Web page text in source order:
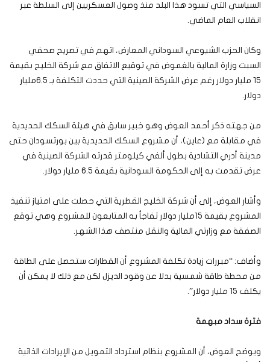
السياسي التي تسود هذا البلد منذ وصول العسكريين إلى السلطة عبر
انقلاب العام الماضي.
وكان الحزب الشيوعي السوداني المعارض، اتهم في تصريح صحفي
السبت وزارة المالية بالغموض في توقيع الاتفاق مع شركة الخليج بقيمة
15 مليار دولار رغم عرض الشركة الصينية التي حددت التكلفة بـ 6.5مليار
دولار.
من جهته ذكر أحمد العوض وهو خبير سابق في هيئة السكك الحديدية
في مقابلة مع (عاين)، أن مشروع السكك الحديدية بين بورتسودان حتى
مدينة أدري التشادية بطول ألفي كيلومتر قدرته الشركة الصينية في
عرض تقدمت به إلى الحكومة السودانية بقيمة 6.5 مليار دولار.
وأشار العوض، إلى أن شركة الخليج القطرية التي حصلت على امتياز تنفيذ
المشروع بقيمة 15مليار دولار تفاجأ به المتابعون للمشروع وهي توقع
الصفقة مع وزارتي المالية والنقل منتصف هذا الشهر.
وأضاف: “مبررات زيادة تكلفة المشروع أن القطارات ستحصل على الطاقة
من محطة طاقة شمسية بدلا عن وقود الديزل لكن مع ذلك لا يمكن أن
يكلف 15 مليار دولار”.
فترة سداد مبهمة
ويوضح العوض، أن المشروع بنظام استرداد التمويل من الإيرادات الذاتية